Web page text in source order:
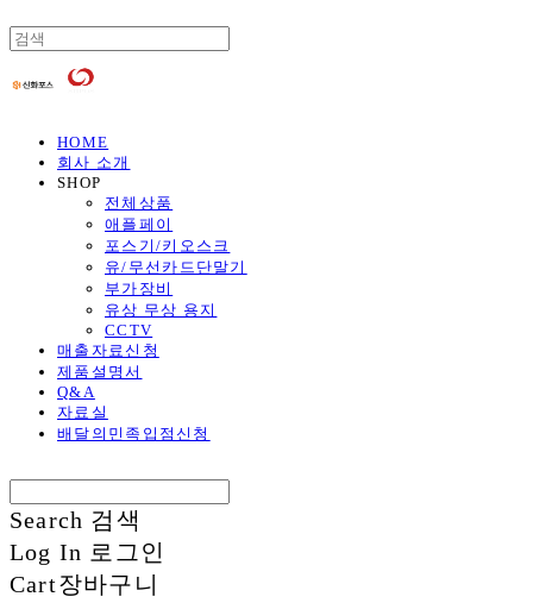
HOME
회사 소개
SHOP
전체상품
애플페이
포스기/키오스크
유/무선카드단말기
부가장비
유상 무상 용지
CCTV
매출자료신청
제품설명서
Q&A
자료실
배달의민족입점신청
Search 검색
Log In 로그인
Cart장바구니